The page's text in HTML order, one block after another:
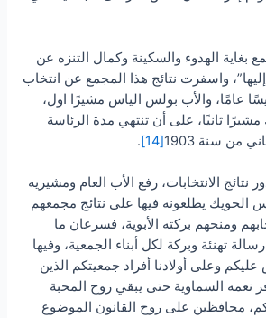
بغاية الهدوء والسكينة وكمال التنزه عن
واسفرت نتائج هذا المجمع عن انتخاب
عامًا، والأب بولس الياس مشيرًا اول،
مشيرًا ثانيًا، على أن تنتهي مدة الرئاسة
[14]
.
نتائج الانتخابات، رفع الأب العام ومشيريه
الحويك يطلعونه فيها على نتائج مجمعهم
ومنحهم بركته الأبوية، فسرعان ما
تهنئة وبركة لكل أبناء الجمعية، وفيها
وعلى أولادنا أفراد جمعيتكم الذين
نعمه السماوية حتى يبقي روح المحبة
محافظين على روح القانون الموضوع